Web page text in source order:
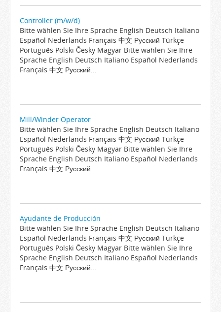
Controller (m/w/d)
Bitte wählen Sie Ihre Sprache English Deutsch Italiano
Español Nederlands Français 中文 Русский Türkçe
Português Polski Česky Magyar Bitte wählen Sie Ihre
Sprache English Deutsch Italiano Español Nederlands
Français 中文 Русский...
Mill/Winder Operator
Bitte wählen Sie Ihre Sprache English Deutsch Italiano
Español Nederlands Français 中文 Русский Türkçe
Português Polski Česky Magyar Bitte wählen Sie Ihre
Sprache English Deutsch Italiano Español Nederlands
Français 中文 Русский...
Ayudante de Producción
Bitte wählen Sie Ihre Sprache English Deutsch Italiano
Español Nederlands Français 中文 Русский Türkçe
Português Polski Česky Magyar Bitte wählen Sie Ihre
Sprache English Deutsch Italiano Español Nederlands
Français 中文 Русский...